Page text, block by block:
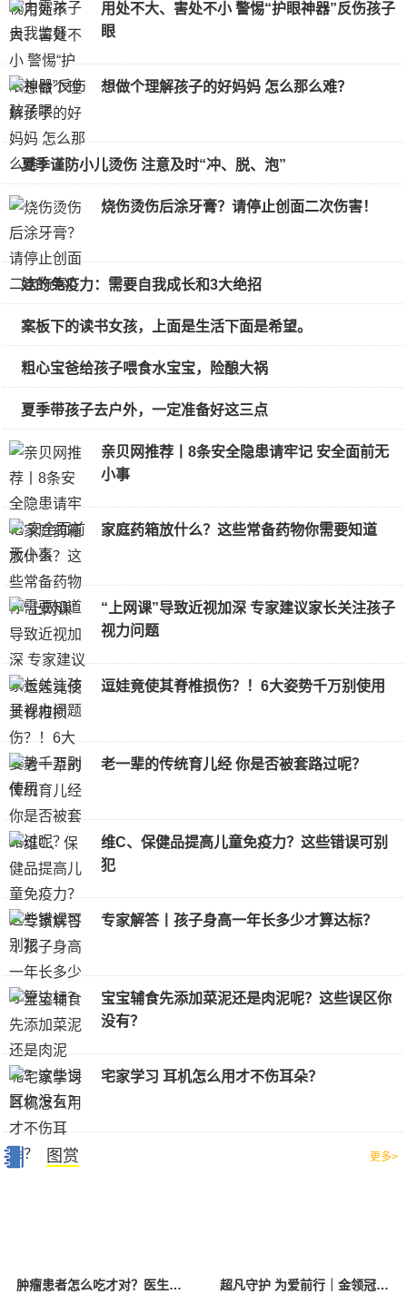
用处不大、害处不小 警惕“护眼神器”反伤孩子
眼
想做个理解孩子的好妈妈 怎么那么难？
夏季谨防小儿烫伤 注意及时“冲、脱、泡”
烧伤烫伤后涂牙膏？请停止创面二次伤害！
娃的免疫力：需要自我成长和3大绝招
案板下的读书女孩，上面是生活下面是希望。
粗心宝爸给孩子喂食水宝宝，险酿大祸
夏季带孩子去户外，一定准备好这三点
亲贝网推荐丨8条安全隐患请牢记 安全面前无
小事
家庭药箱放什么？这些常备药物你需要知道
“上网课”导致近视加深 专家建议家长关注孩子
视力问题
逗娃竟使其脊椎损伤？！6大姿势千万别使用
老一辈的传统育儿经 你是否被套路过呢？
维C、保健品提高儿童免疫力？这些错误可别
犯
专家解答丨孩子身高一年长多少才算达标？
宝宝辅食先添加菜泥还是肉泥呢？这些误区你
没有？
宅家学习 耳机怎么用才不伤耳朵？
图赏 更多>
肿瘤患者怎么吃才对？医生为您厘清饮食误区 超凡守护 为爱前行｜金领冠50°超凡守护公益行动走进云南怒江